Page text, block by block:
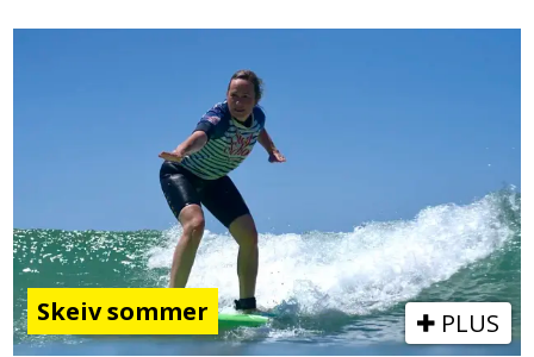
Skeiv sommer PLUS